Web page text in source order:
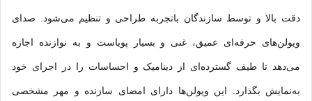
دقت بالا و توسط سازندگان باتجربه طراحی و تنظیم می‌شود. صدای
ویولن‌های حرفه‌ای عمیق، غنی و بسیار پویاست و به نوازنده اجازه
می‌دهد تا طیف گسترده‌ای از دینامیک و احساسات را در اجرای خود
به‌نمایش بگذارد. این ویولن‌ها دارای امضای سازنده و مهر مشخصی